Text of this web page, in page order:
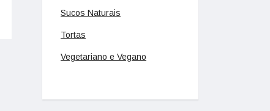
Sucos Naturais
Tortas
Vegetariano e Vegano